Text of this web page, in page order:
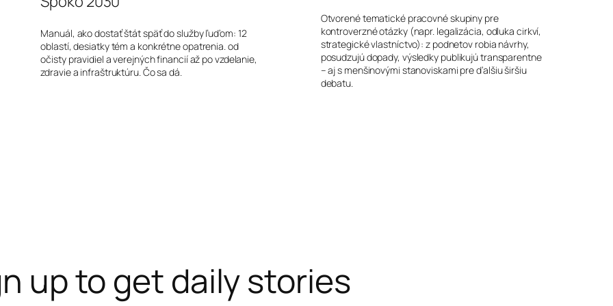
Manuál, ako dostať štát späť do služby ľuďom: 12
oblastí, desiatky tém a konkrétne opatrenia. od
očisty pravidiel a verejných financií až po vzdelanie,
zdravie a infraštruktúru. Čo sa dá.
Otvorené tematické pracovné skupiny pre
kontroverzné otázky (napr. legalizácia, odluka cirkví,
strategické vlastníctvo): z podnetov robia návrhy,
posudzujú dopady, výsledky publikujú transparentne
– aj s menšinovými stanoviskami pre ďalšiu širšiu
debatu.
up to get daily stories